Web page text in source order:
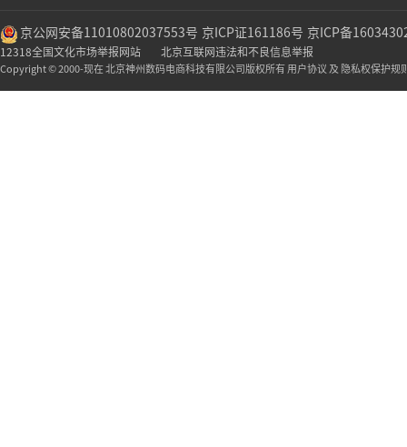
京公网安备11010802037553号 京ICP证161186号 京ICP备
12318全国文化市场举报网站 北京互联网违法和不良信息举报
Copyright © 2000-现在 北京神州数码电商科技有限公司版权所有 用户协议 及 隐私权保护规